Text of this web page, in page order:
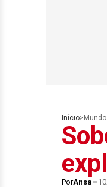
Início> Mundo
PorAnsa